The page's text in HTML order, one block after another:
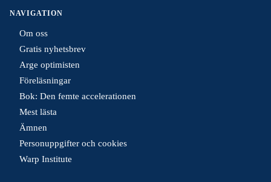
NAVIGATION
Om oss
Gratis nyhetsbrev
Arge optimisten
Föreläsningar
Bok: Den femte accelerationen
Mest lästa
Ämnen
Personuppgifter och cookies
Warp Institute